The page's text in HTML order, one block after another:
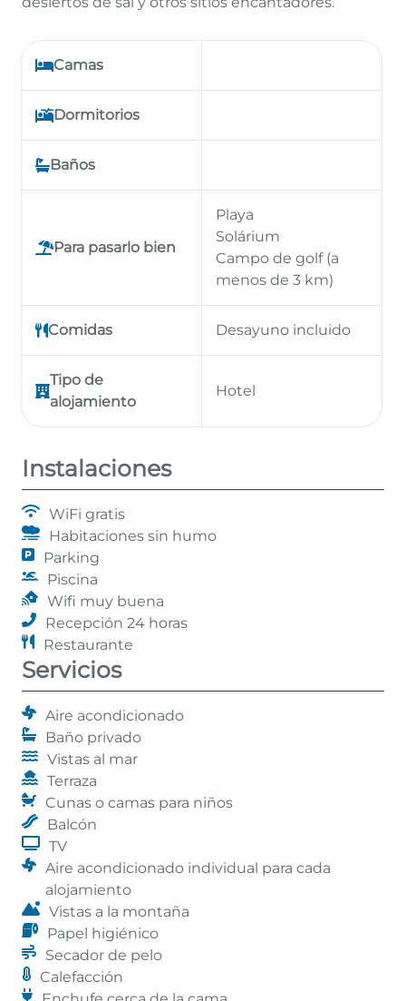
Camas
Dormitorios
Baños
Para pasarlo bien
Playa
Solárium
Campo de golf (a
menos de 3 km)
Comidas Desayuno incluido
Tipo de
alojamiento
Hotel
Instalaciones
WiFi gratis
Habitaciones sin humo
Parking
Piscina
Wifi muy buena
Recepción 24 horas
Restaurante
Servicios
Aire acondicionado
Baño privado
Vistas al mar
Terraza
Cunas o camas para niños
Balcón
TV
Aire acondicionado individual para cada
alojamiento
Vistas a la montaña
Papel higiénico
Secador de pelo
Calefacción